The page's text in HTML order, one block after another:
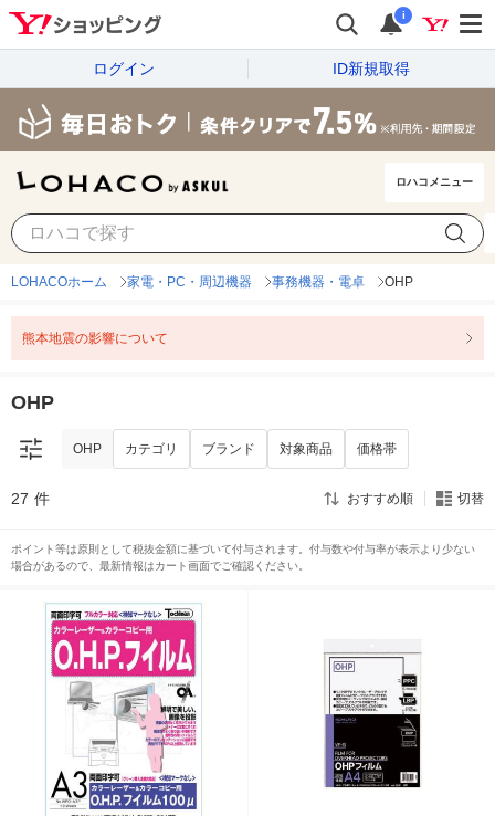
i
ログイン ID新規取得
ロハコメニュー
LOHACOホーム 家電・PC・周辺機器 事務機器・電卓 OHP
熊本地震の影響について
OHP
OHP カテゴリ ブランド 対象商品 価格帯
27 件 おすすめ順 切替
ポイント等は原則として税抜金額に基づいて付与されます。付与数や付与率が表示より少ない
場合があるので、最新情報はカート画面でご確認ください。